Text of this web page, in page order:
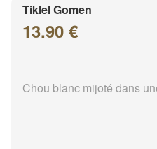
Tiklel Gomen
13.90 €
Chou blanc mijoté dans